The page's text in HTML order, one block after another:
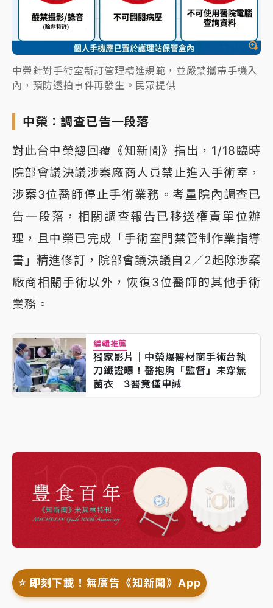
中榮針對手術室新訂管理精進規範，並嚴禁攜帶手機入
內，預防透拍事件再發生。民眾提供
中榮：調查已告一段落
對此台中榮總回覆《知新聞》指出，1/18臨時
院部會議決議涉案廠商人員禁止進入手術室，
涉案3位醫師停止手術業務。考量院內調查已
告一段落，相關調查報告已移送權責單位辦
理，且中榮已完成「手術室門禁管制作業指導
書」精進修訂，院部會議決議自2／2起除涉案
廠商相關手術以外，恢復3位醫師的其他手術
業務。
編輯推薦
獨家影片｜中榮爆醫材商手術台執
刀鐵證曝！醫抱胸「監督」未穿無
菌衣 3醫竟僅申誡
⭐️ 即刻下載！無廣告《知新聞》App